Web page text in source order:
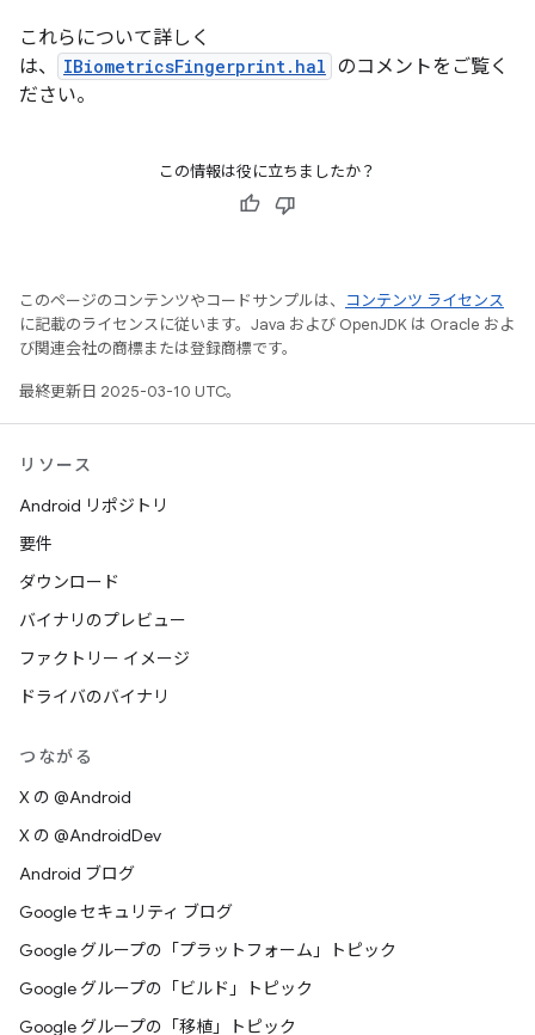
これらについて詳しく
は、
IBiometricsFingerprint.hal のコメントをご覧く
ださい。
この情報は役に立ちましたか？
このページのコンテンツやコードサンプルは、
コンテンツ ライセンス
に記載のライセンスに従います。Java および OpenJDK は Oracle およ
び関連会社の商標または登録商標です。
最終更新日 2025-03-10 UTC。
リソース
Android リポジトリ
要件
ダウンロード
バイナリのプレビュー
ファクトリー イメージ
ドライバのバイナリ
つながる
X の @Android
X の @AndroidDev
Android ブログ
Google セキュリティ ブログ
Google グループの「プラットフォーム」トピック
Google グループの「ビルド」トピック
Google グループの「移植」トピック